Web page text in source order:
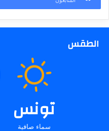
الطقس
تونس
سماء صافية